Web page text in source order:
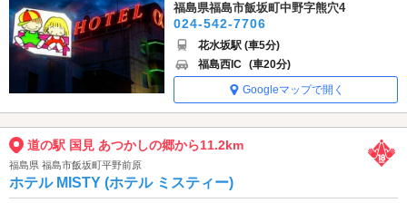
福島県福島市飯坂町中野字熊穴4
024-542-7706
花水坂駅 (車5分)
福島西IC (車20分)
Googleマップで開く
道の駅 国見 あつかしの郷から11.2km
福島県 福島市飯坂町平野前原
ホテル MISTY (ホテル ミスティー)